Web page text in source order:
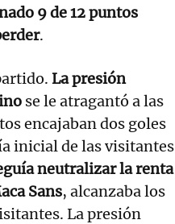
9 de 12 puntos
.
La presión
se le atragantó a las
encajaban dos goles
inicial de las visitantes
neutralizar la renta
Sans, alcanzaba los
La presión